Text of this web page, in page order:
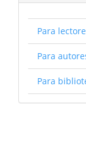
Para
Para
Para